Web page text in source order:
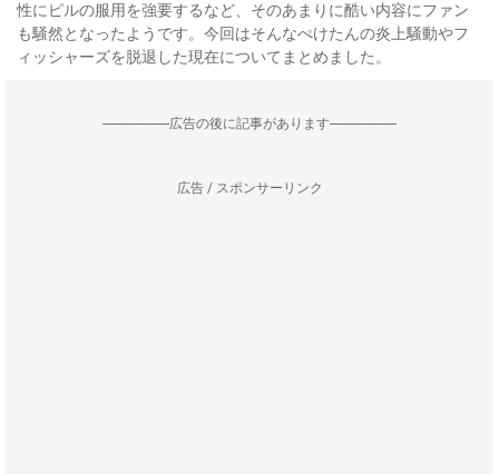
性にピルの服用を強要するなど、そのあまりに酷い内容にファン
も騒然となったようです。今回はそんなぺけたんの炎上騒動やフ
ィッシャーズを脱退した現在についてまとめました。
--------------------広告の後に記事があります--------------------
広告 / スポンサーリンク